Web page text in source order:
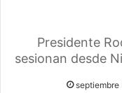
Presidente
sesionan desde
septiembre